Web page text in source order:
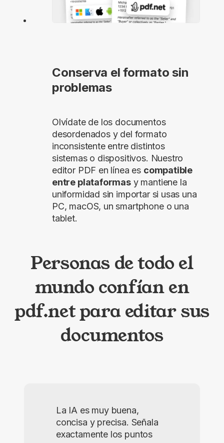
Conserva el formato sin
problemas
Olvídate de los documentos
desordenados y del formato
inconsistente entre distintos
sistemas o dispositivos. Nuestro
editor PDF en línea es compatible
entre plataformasy mantiene la
uniformidad sin importar si usas una
PC, macOS, un smartphone o una
tablet.
Personas de todo el
mundo confían en
pdf.net para editar sus
documentos
La IA es muy buena,
concisa y precisa. Señala
exactamente los puntos